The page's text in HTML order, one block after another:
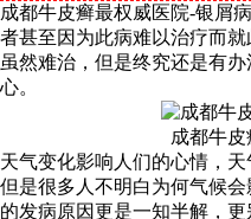
成都牛皮癣最权威医院-银屑
者甚至因为此病难以治疗而
虽然难治，但是终究还是有
心。
成都牛
天气变化影响人们的心情，
但是很多人不明白为何气候
的发病原因更是一知半解，